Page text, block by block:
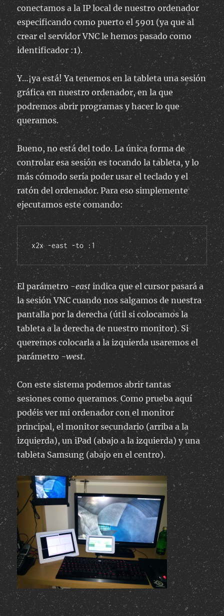
conectamos a la IP local de nuestro ordenador
especificando como puerto el 5901 (ya que al
crear el servidor VNC le hemos pasado como
identificador :1).
Y…¡ya está! Ya tenemos en la tableta una sesión
gráfica en nuestro ordenador, en la que
podremos abrir programas y hacer lo que
queramos.
Bueno, no está del todo. La única forma de
controlar esa sesión es tocando la tableta, y lo
más cómodo sería poder usar el teclado y el
ratón del ordenador. Para eso simplemente
ejecutamos este comando:
x2x -east -to :1
El parámetro -eastindica que el cursor pasará a
la sesión VNC cuando nos salgamos de nuestra
pantalla por la derecha (útil si colocamos la
tableta a la derecha de nuestro monitor). Si
queremos colocarla a la izquierda usaremos el
parámetro -west.
Con este sistema podemos abrir tantas
sesiones como queramos. Como prueba aquí
podéis ver mi ordenador con el monitor
principal, el monitor secundario (arriba a la
izquierda), un iPad (abajo a la izquierda) y una
tableta Samsung (abajo en el centro).